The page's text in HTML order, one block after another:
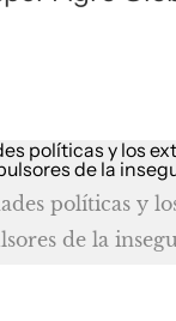
políticas y
de la